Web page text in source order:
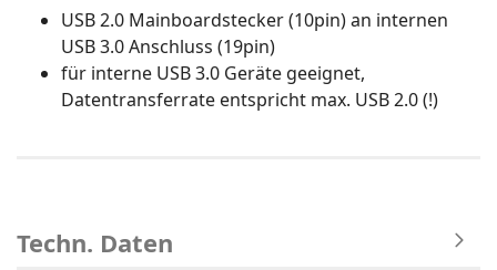
USB 2.0 Mainboardstecker (10pin) an internen
USB 3.0 Anschluss (19pin)
für interne USB 3.0 Geräte geeignet,
Datentransferrate entspricht max. USB 2.0 (!)
Techn. Daten